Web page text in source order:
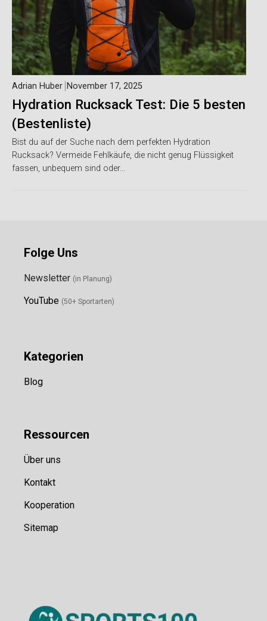
Hydration Rucksack Test: Die 5 besten
(Bestenliste)
Adrian Huber November 17, 2025
Bist du auf der Suche nach dem perfekten Hydration
Rucksack? Vermeide Fehlkäufe, die nicht genug Flüssigkeit
fassen, unbequem sind oder…
Folge Uns
Newsletter (in Planung)
YouTube (50+ Sportarten)
Kategorien
Blog
Ressourcen
Über uns
Kontakt
Kooperation
Sitemap